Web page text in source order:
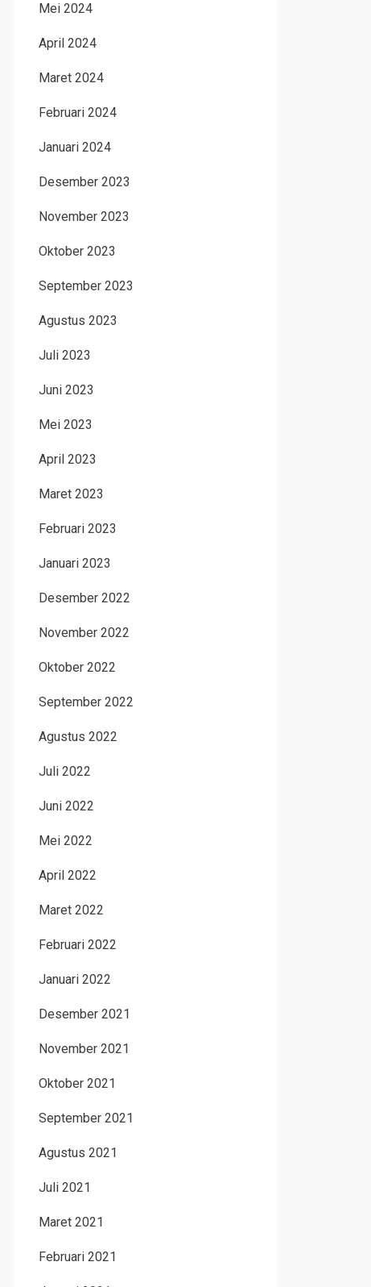
Mei 2024
April 2024
Maret 2024
Februari 2024
Januari 2024
Desember 2023
November 2023
Oktober 2023
September 2023
Agustus 2023
Juli 2023
Juni 2023
Mei 2023
April 2023
Maret 2023
Februari 2023
Januari 2023
Desember 2022
November 2022
Oktober 2022
September 2022
Agustus 2022
Juli 2022
Juni 2022
Mei 2022
April 2022
Maret 2022
Februari 2022
Januari 2022
Desember 2021
November 2021
Oktober 2021
September 2021
Agustus 2021
Juli 2021
Maret 2021
Februari 2021